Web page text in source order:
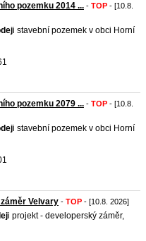
pozemku 2014 ... - TOP - [10.8.
i stavební pozemek v obci Horní
pozemku 2079 ... - TOP - [10.8.
i stavební pozemek v obci Horní
Velvary - TOP - [10.8. 2026]
i projekt - developerský záměr,